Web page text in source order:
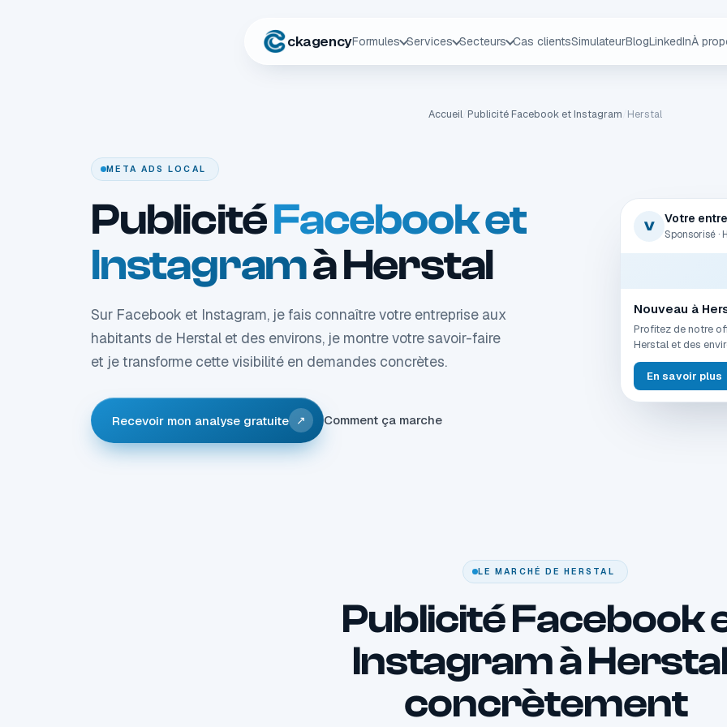
ckagencyFormules Services Secteurs Cas clientsSimulateurBlogLinkedInÀ
Accueil Publicité Facebook et Instagram Herstal
META ADS LOCAL
PublicitéFacebook et
Instagramà Herstal
Sur Facebook et Instagram, je fais connaître votre entreprise aux
habitants de Herstal et des environs, je montre votre savoir-faire
et je transforme cette visibilité en demandes concrètes.
Recevoir mon analyse gratuite ↗ Comment ça marche
V
Votre
Sponsorisé ·
Nouveau à
Profitez de notre
Herstal et des
En savoir plus
LE MARCHÉ DE HERSTAL
Publicité Facebook
Instagram à
concrètement